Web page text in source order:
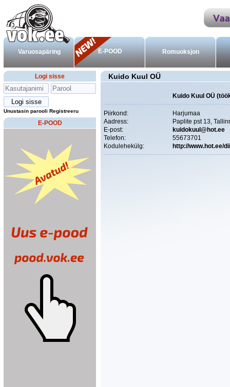
Varuosapäring E-POOD Romuoksjon
Logi sisse
Unustasin parooli Registreeru
E-POOD
Kuido Kuul OÜ
Kuido Kuul OÜ
Piirkond:
Harjumaa
Aadress:
Paplite pst 13,
E-post:
kuidokuul@hot.ee
Telefon:
55673701
Kodulehekülg:
http://www.hot.ee/